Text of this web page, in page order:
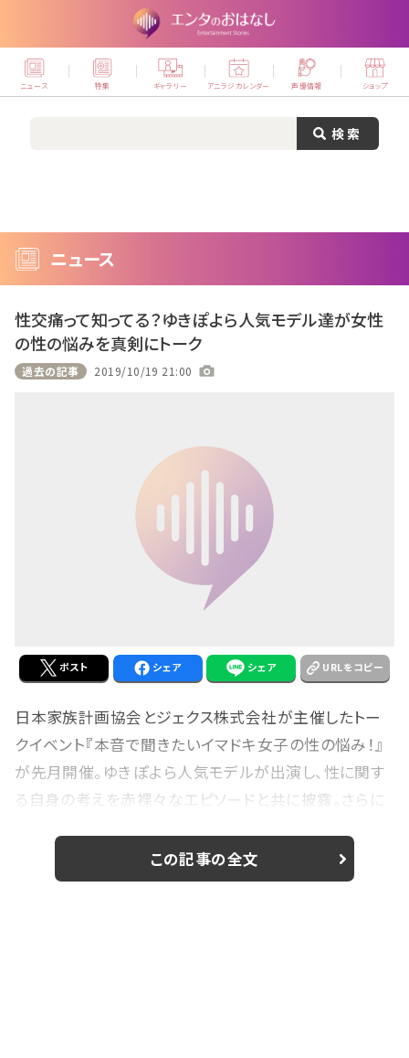
ニュース 特集 ギャラリー アニラジカレンダー 声優情報 ショップ
ニュース
性交痛って知ってる？ゆきぽよら人気モデル達が女性
の性の悩みを真剣にトーク
過去の記事 2019/10/19 21:00
ポスト シェア シェア URLをコピー
日本家族計画協会とジェクス株式会社が主催したトー
クイベント『本音で聞きたいイマドキ女子の性の悩み！』
が先月開催。ゆきぽよら人気モデルが出演し、性に関す
る自身の考えを赤裸々なエピソードと共に披露。さらに
くが感じているという性交痛への理解を深めた。 同イベ
ントは女性の約67％が感じているという性交痛にスポッ
この記事の全文